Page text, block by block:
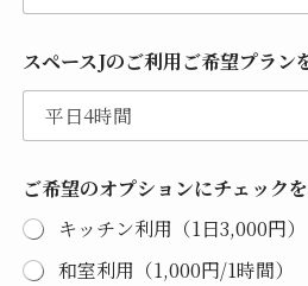
の
利
用
数
お
知
ら
せ
く
スペースJのご利用ご希望プラン
ご希望のオプションにチェック
キッチン利用（1日3,000円）
和室利用（1,000円/1時間）